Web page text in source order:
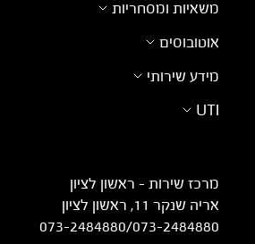
משאיות ומסחריות
אוטובוסים
מידע שירותי
UTI
מרכז שירות – ראשון לציון
אריה שנקר 11, ראשון לציון
073-2484880/073-2484880